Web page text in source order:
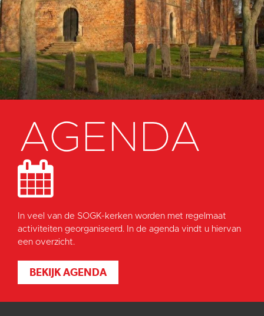
AGENDA
In veel van de SOGK-kerken worden met regelmaat
activiteiten georganiseerd. In de agenda vindt u hiervan
een overzicht.
BEKIJK AGENDA